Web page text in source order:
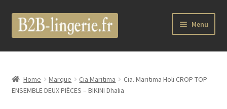
Aller
Aller
au
Menu
B2B Lingerie Site Officiel
Wholesale Registration Page
Home Marque Cia Maritima
Cia. Maritima Holi CROP-TOP
ENSEMBLE DEUX PIÈCES – BIKINI Dhalia